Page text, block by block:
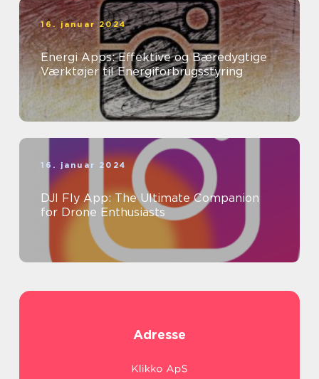
16. januar 2024
Energi Apps: Effektive og Bæredygtige
Værktøjer til Energiforbrugsstyring
16. januar 2024
DJI Fly App: The Ultimate Companion
for Drone Enthusiasts
Adresse